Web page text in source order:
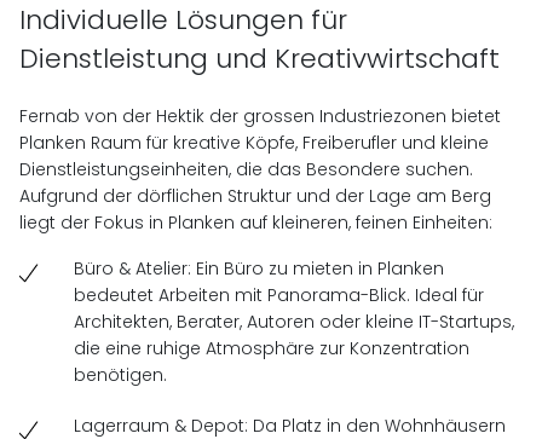
Individuelle Lösungen für
Dienstleistung und Kreativwirtschaft
Fernab von der Hektik der grossen Industriezonen bietet
Planken Raum für kreative Köpfe, Freiberufler und kleine
Dienstleistungseinheiten, die das Besondere suchen.
Aufgrund der dörflichen Struktur und der Lage am Berg
liegt der Fokus in Planken auf kleineren, feinen Einheiten:
Büro & Atelier: Ein Büro zu mieten in Planken
bedeutet Arbeiten mit Panorama-Blick. Ideal für
Architekten, Berater, Autoren oder kleine IT-Startups,
die eine ruhige Atmosphäre zur Konzentration
benötigen.
Lagerraum & Depot: Da Platz in den Wohnhäusern